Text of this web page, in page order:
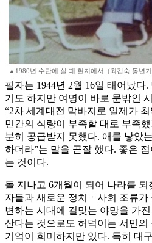
▲1980년 수단에 살 때 현지에서. (최갑숙 동년
필자는 1944년 2월 16일 태어났다
기도 하지만 여명이 바로 문밖인
“2차 세계대전 막바지로 일제가
민간의 식량이 부족할 대로 부족
분히 공급받지 못했다. 애를 낳았
하더라”는 말을 곧잘 했다. 좋은
는 것이다.
돌 지나고 6개월이 되어 나라를
자들과 새로운 정치ㆍ사회 조류
변하는 시대에 걸맞는 야망을 가
산다는 것으로도 허덕이는 서민
기억이 희미하지만 있다. 특히 대